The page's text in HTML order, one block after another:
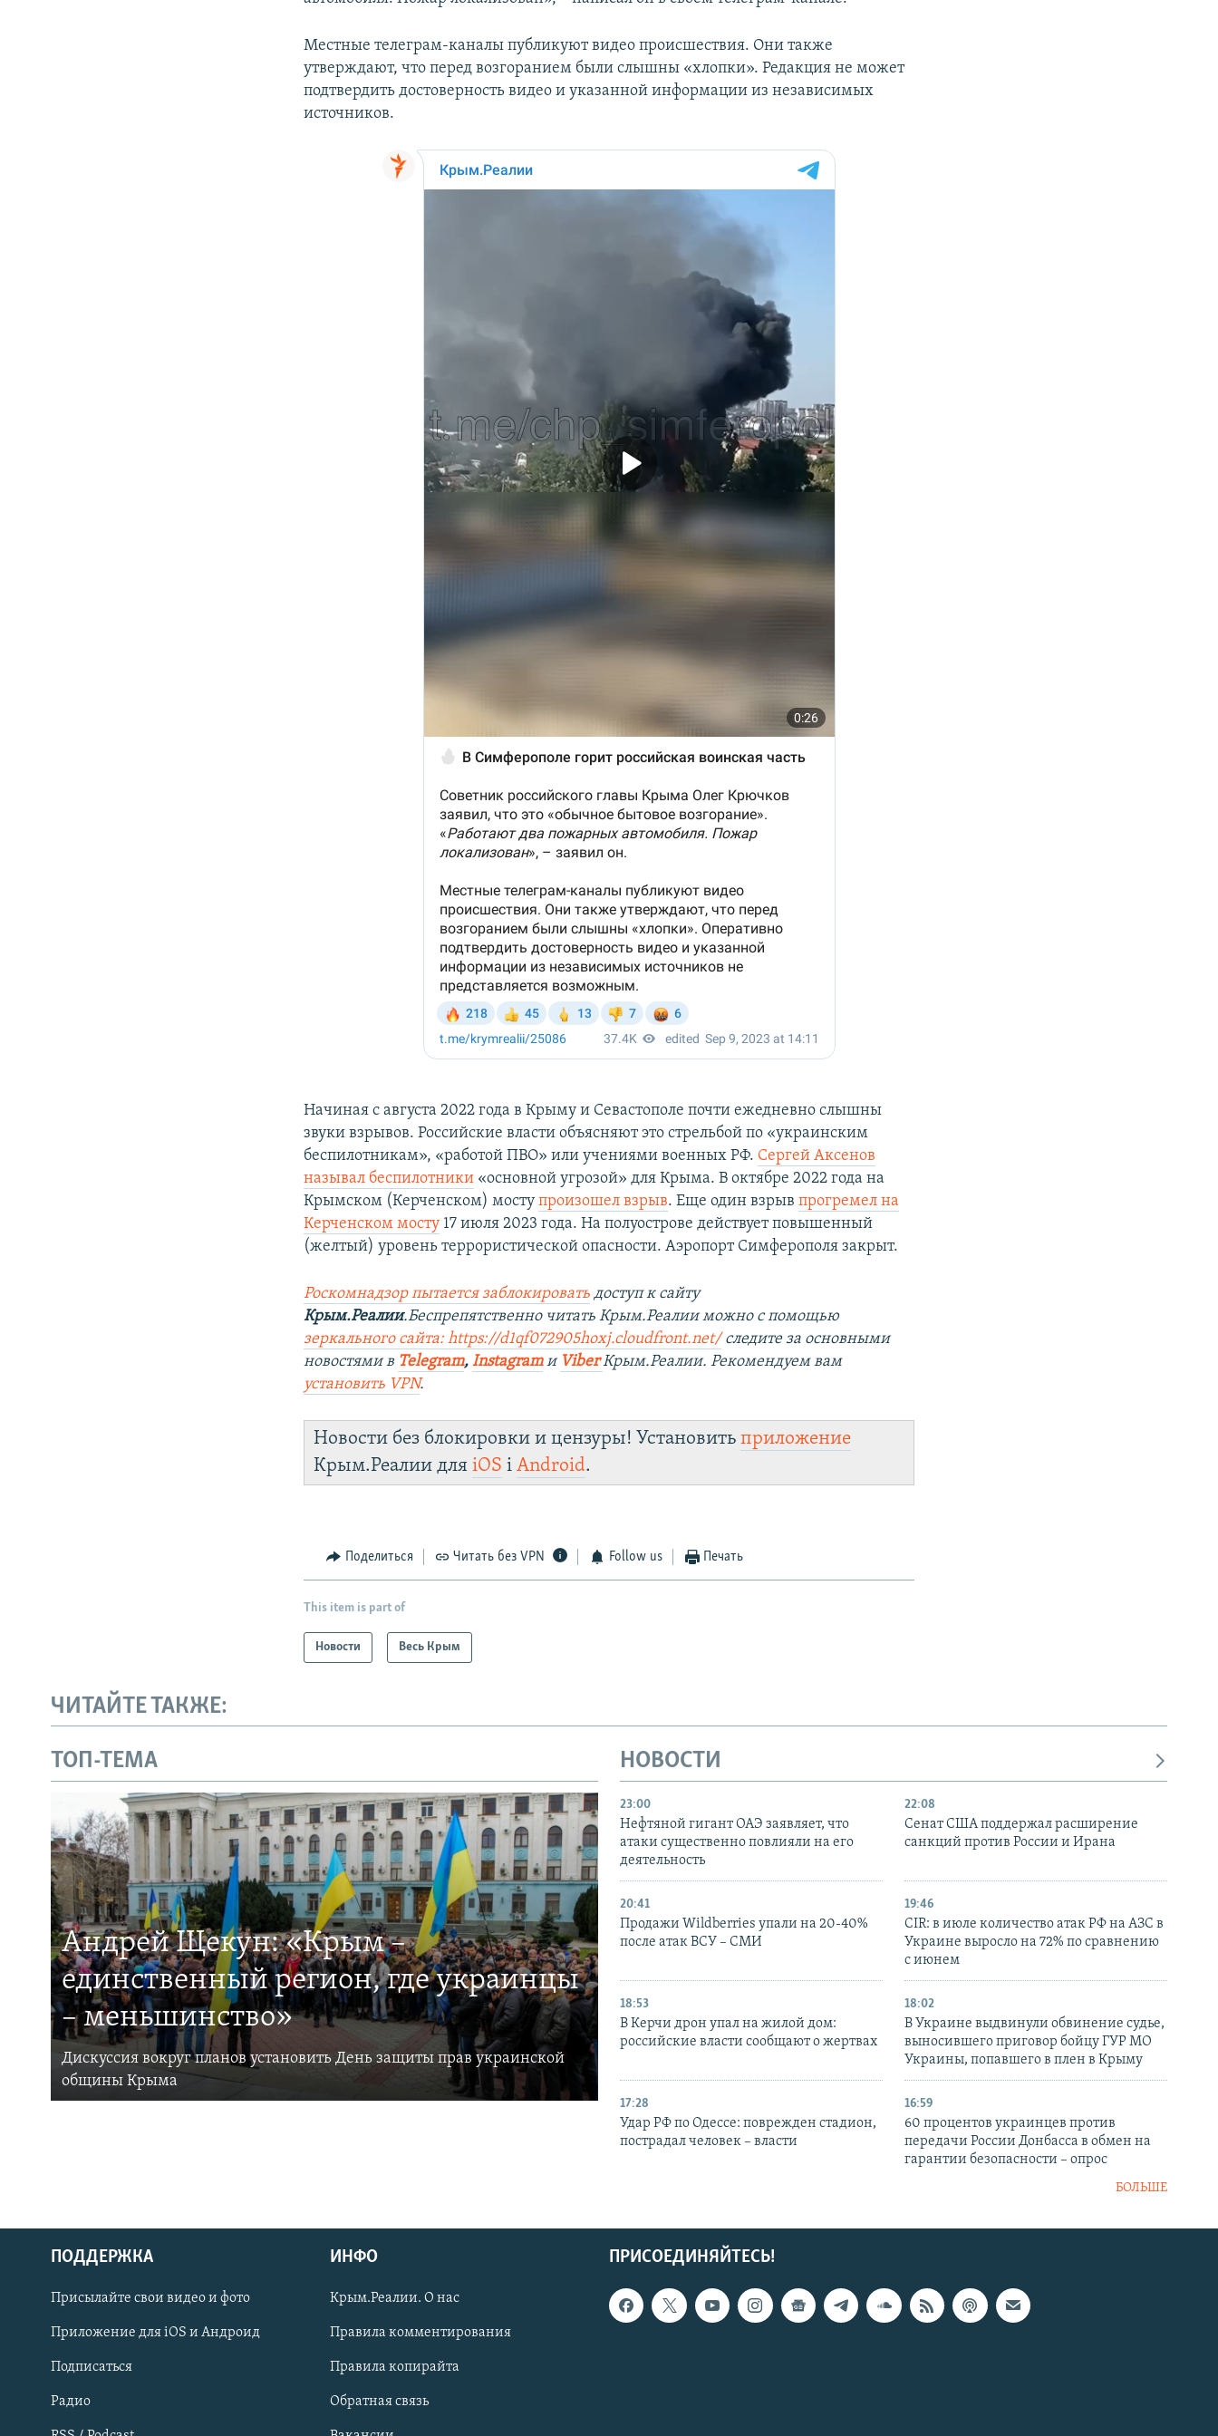
Українською
Qırımtatar
ПРИСОЕДИНЯЙТЕСЬ!
Местные телеграм-каналы публикуют видео происшествия. Они также
утверждают, что перед возгоранием были слышны «хлопки». Редакция не может
подтвердить достоверность видео и указанной информации из независимых
источников.
Начиная с августа 2022 года в Крыму и Севастополе почти ежедневно слышны
звуки взрывов. Российские власти объясняют это стрельбой по «украинским
беспилотникам», «работой ПВО» или учениями военных РФ. Сергей Аксенов
называл беспилотники «основной угрозой» для Крыма. В октябре 2022 года на
Крымском (Керченском) моступроизошел взрыв. Еще один взрывпрогремел на
Керченском мосту 17 июля 2023 года. На полуострове действует повышенный
(желтый) уровень террористической опасности. Аэропорт Симферополя закрыт.
Роскомнадзор пытается заблокировать доступ к сайту
Крым.Реалии.Беспрепятственно читать Крым.Реалии можно с помощью
зеркального сайта:https://d1qf072905hoxj.cloudfront.net/следите за основными
новостями в Telegram,Instagramи Viber Крым.Реалии. Рекомендуем вам
установить VPN.
Новости без блокировки и цензуры! Установитьприложение
Крым.Реалии дляiOS іAndroid.
Поделиться Читать без VPN Follow us Печать
This item is part of
Новости Весь Крым
ЧИТАЙТЕ ТАКЖЕ:
ТОП-ТЕМА
Андрей Щекун: «Крым –
единственный регион, где украинцы
– меньшинство»
Дискуссия вокруг планов установить День защиты прав украинской
общины Крыма
НОВОСТИ
23:00
Нефтяной гигант ОАЭ заявляет, что
атаки существенно повлияли на его
деятельность
22:08
Сенат США поддержал расширение
санкций против России и Ирана
20:41
Продажи Wildberries упали на 20-40%
после атак ВСУ – СМИ
19:46
CIR: в июле количество атак РФ на АЗС в
Украине выросло на 72% по сравнению
с июнем
18:53
В Керчи дрон упал на жилой дом:
российские власти сообщают о жертвах
18:02
В Украине выдвинули обвинение судье,
выносившего приговор бойцу ГУР МО
Украины, попавшего в плен в Крыму
17:28
Удар РФ по Одессе: поврежден стадион,
пострадал человек – власти
16:59
60 процентов украинцев против
передачи России Донбасса в обмен на
гарантии безопасности – опрос
БОЛЬШЕ
ПРИСОЕДИНЯЙТЕСЬ!
ПОДДЕРЖКА
Присылайте свои видео и фото
Приложение для iOS и Андроид
Подписаться
Радио
ИНФО
Крым.Реалии. О нас
Правила комментирования
Правила копирайта
Обратная связь